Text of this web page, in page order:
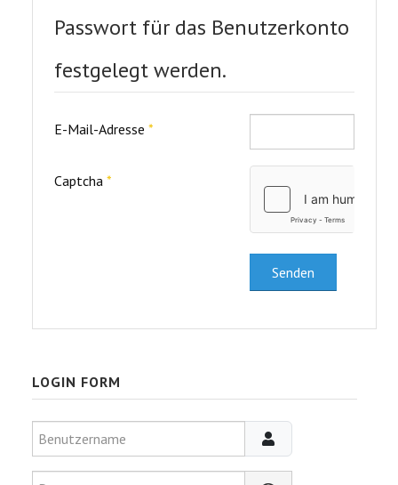
Passwort für das Benutzerkonto
festgelegt werden.
E-Mail-Adresse *
Captcha *
Senden
LOGIN FORM
Benutzername
Passwort